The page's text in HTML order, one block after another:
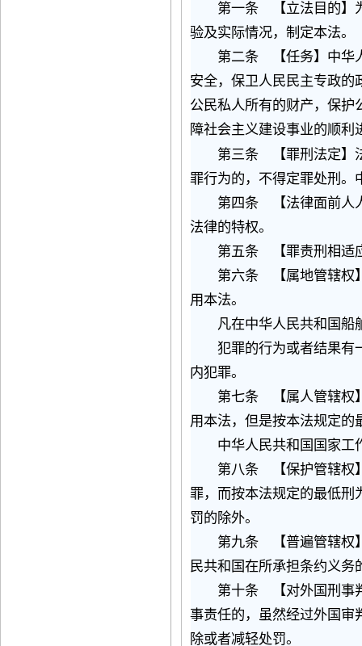
第一条 【立法目的】
验及实际情况，制定本法。
第二条 【任务】中华人
安全，保卫人民民主专政的
公民私人所有的财产，保护
障社会主义建设事业的顺利
第三条 【罪刑法定】法
罪行为的，不得定罪处刑。
第四条 【法律面前人人
法律的特权。
第五条 【罪责刑相适应
第六条 【属地管辖权】
用本法。
凡在中华人民共和国船
犯罪的行为或者结果有一
内犯罪。
第七条 【属人管辖权】
用本法，但是按本法规定的
中华人民共和国国家工作
第八条 【保护管辖权】
罪，而按本法规定的最低刑
罚的除外。
第九条 【普遍管辖权】
民共和国在所承担条约义务
第十条 【对外国刑事判
事责任的，虽然经过外国审
除或者减轻处罚。